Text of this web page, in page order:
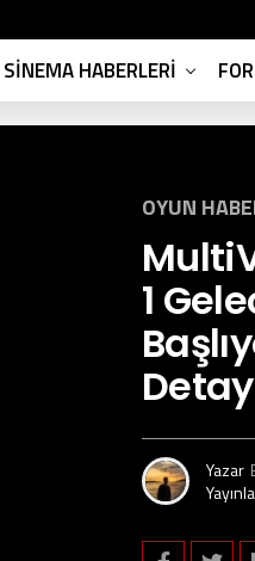
SINEMA HABERLERI
OYUN
1
Yazar